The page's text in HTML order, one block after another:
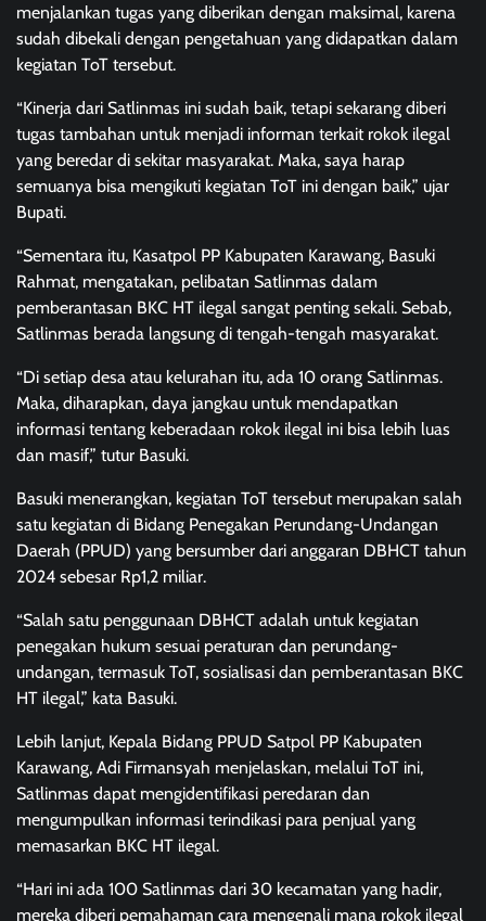
menjalankan tugas yang diberikan dengan maksimal, karena
sudah dibekali dengan pengetahuan yang didapatkan dalam
kegiatan ToT tersebut.
“Kinerja dari Satlinmas ini sudah baik, tetapi sekarang diberi
tugas tambahan untuk menjadi informan terkait rokok ilegal
yang beredar di sekitar masyarakat. Maka, saya harap
semuanya bisa mengikuti kegiatan ToT ini dengan baik,” ujar
Bupati.
“Sementara itu, Kasatpol PP Kabupaten Karawang, Basuki
Rahmat, mengatakan, pelibatan Satlinmas dalam
pemberantasan BKC HT ilegal sangat penting sekali. Sebab,
Satlinmas berada langsung di tengah-tengah masyarakat.
“Di setiap desa atau kelurahan itu, ada 10 orang Satlinmas.
Maka, diharapkan, daya jangkau untuk mendapatkan
informasi tentang keberadaan rokok ilegal ini bisa lebih luas
dan masif,” tutur Basuki.
Basuki menerangkan, kegiatan ToT tersebut merupakan salah
satu kegiatan di Bidang Penegakan Perundang-Undangan
Daerah (PPUD) yang bersumber dari anggaran DBHCT tahun
2024 sebesar Rp1,2 miliar.
“Salah satu penggunaan DBHCT adalah untuk kegiatan
penegakan hukum sesuai peraturan dan perundang-
undangan, termasuk ToT, sosialisasi dan pemberantasan BKC
HT ilegal,” kata Basuki.
Lebih lanjut, Kepala Bidang PPUD Satpol PP Kabupaten
Karawang, Adi Firmansyah menjelaskan, melalui ToT ini,
Satlinmas dapat mengidentifikasi peredaran dan
mengumpulkan informasi terindikasi para penjual yang
memasarkan BKC HT ilegal.
“Hari ini ada 100 Satlinmas dari 30 kecamatan yang hadir,
mereka diberi pemahaman cara mengenali mana rokok ilegal